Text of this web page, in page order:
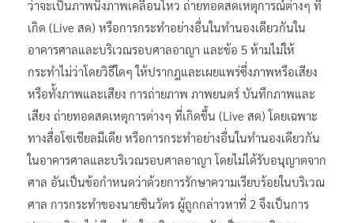
ว่าจะเป็นภาพนิ่งภาพเคลื่อนไหว ถ่ายทอดสดเหตุการณ์ต่างๆ ที่
เกิด (Live สด) หรือการกระทำอย่างอื่นในทำนองเดียวกันใน
อาคารศาลและบริเวณรอบศาลอาญา และข้อ 5 ห้ามไม่ให้
กระทำไม่ว่าโดยวิธีใดๆ ให้ปรากฎและเผยแพร่ซึ่งภาพหรือเสียง
หรือทั้งภาพและเสียง การถ่ายภาพ ภาพยนตร์ บันทึกภาพและ
เสียง ถ่ายทอดสดเหตุการต่างๆ ที่เกิดขึ้น (Live สด) โดยเฉพาะ
ทางสื่อโซเชียลมีเดีย หรือการกระทำอย่างอื่นในทำนองเดียวกัน
ในอาคารศาลและบริเวณรอบศาลอาญา โดยไม่ได้รับอนุญาตจาก
ศาล อันเป็นข้อกำหนดว่าด้วยการรักษาความเรียบร้อยในบริเวณ
ศาล การกระทำของนายชินวัตร ผู้ถูกกล่าวหาที่ 2 จึงเป็นการ